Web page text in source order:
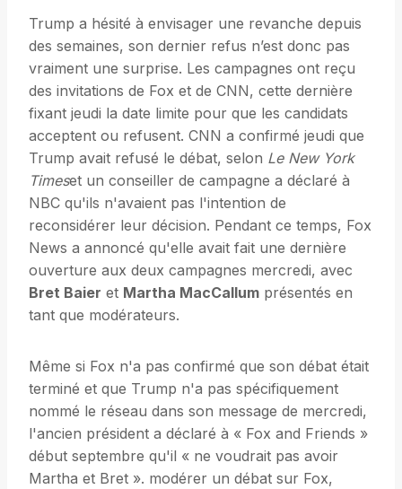
Trump a hésité à envisager une revanche depuis
des semaines, son dernier refus n’est donc pas
vraiment une surprise. Les campagnes ont reçu
des invitations de Fox et de CNN, cette dernière
fixant jeudi la date limite pour que les candidats
acceptent ou refusent. CNN a confirmé jeudi que
Trump avait refusé le débat, selon Le New York
Timeset un conseiller de campagne a déclaré à
NBC qu'ils n'avaient pas l'intention de
reconsidérer leur décision. Pendant ce temps, Fox
News a annoncé qu'elle avait fait une dernière
ouverture aux deux campagnes mercredi, avec
Bret Baier et Martha MacCallum présentés en
tant que modérateurs.
Même si Fox n'a pas confirmé que son débat était
terminé et que Trump n'a pas spécifiquement
nommé le réseau dans son message de mercredi,
l'ancien président a déclaré à « Fox and Friends »
début septembre qu'il « ne voudrait pas avoir
Martha et Bret ». modérer un débat sur Fox,